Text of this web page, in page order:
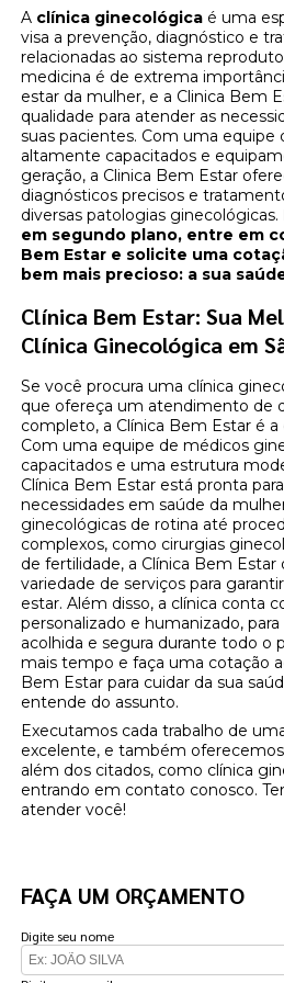
A clínica ginecológica é uma
visa a prevenção, diagnóstico e
relacionadas ao sistema
medicina é de extrema
estar da mulher, e a Clinica Bem
qualidade para atender as
suas pacientes. Com uma equipe
altamente capacitados e
geração, a Clinica Bem Estar
diagnósticos precisos e
diversas patologias ginecológicas.
em segundo plano, entre em
Bem Estar e solicite uma
bem mais precioso: a sua
Clínica Bem Estar: Sua
Clínica Ginecológica em
Se você procura uma clínica
que ofereça um atendimento de
completo, a Clínica Bem Estar é a
Com uma equipe de médicos
capacitados e uma estrutura
Clínica Bem Estar está pronta
necessidades em saúde da
ginecológicas de rotina até
complexos, como cirurgias
de fertilidade, a Clínica Bem
variedade de serviços para
estar. Além disso, a clínica conta
personalizado e humanizado,
acolhida e segura durante todo o
mais tempo e faça uma cotação
Bem Estar para cuidar da sua
entende do assunto.
Executamos cada trabalho de
excelente, e também
além dos citados, como clínica
entrando em contato conosco.
atender você!
FAÇA UM ORÇAMENTO
Digite seu nome